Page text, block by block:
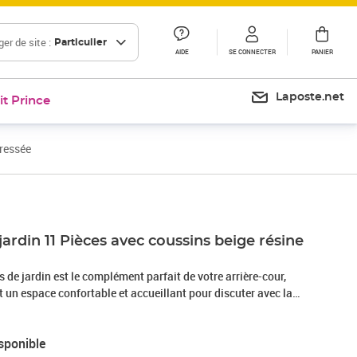
de site : Particulier
AIDE SE CONNECTER PANIER
Prince Laposte.net
11 Pièces avec coussins beige résine
de jardin est le complément parfait de votre arrière-cour,
espace confortable et accueillant pour discuter avec la
se détendre et profiter de l'extérieur. Matériau
et nécessitant peu d'entretien qui ressemble au rotin